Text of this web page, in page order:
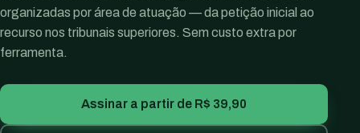
organizadas por área de atuação — da petição inicial ao
recurso nos tribunais superiores. Sem custo extra por
ferramenta.
Assinar a partir de R$ 39,90